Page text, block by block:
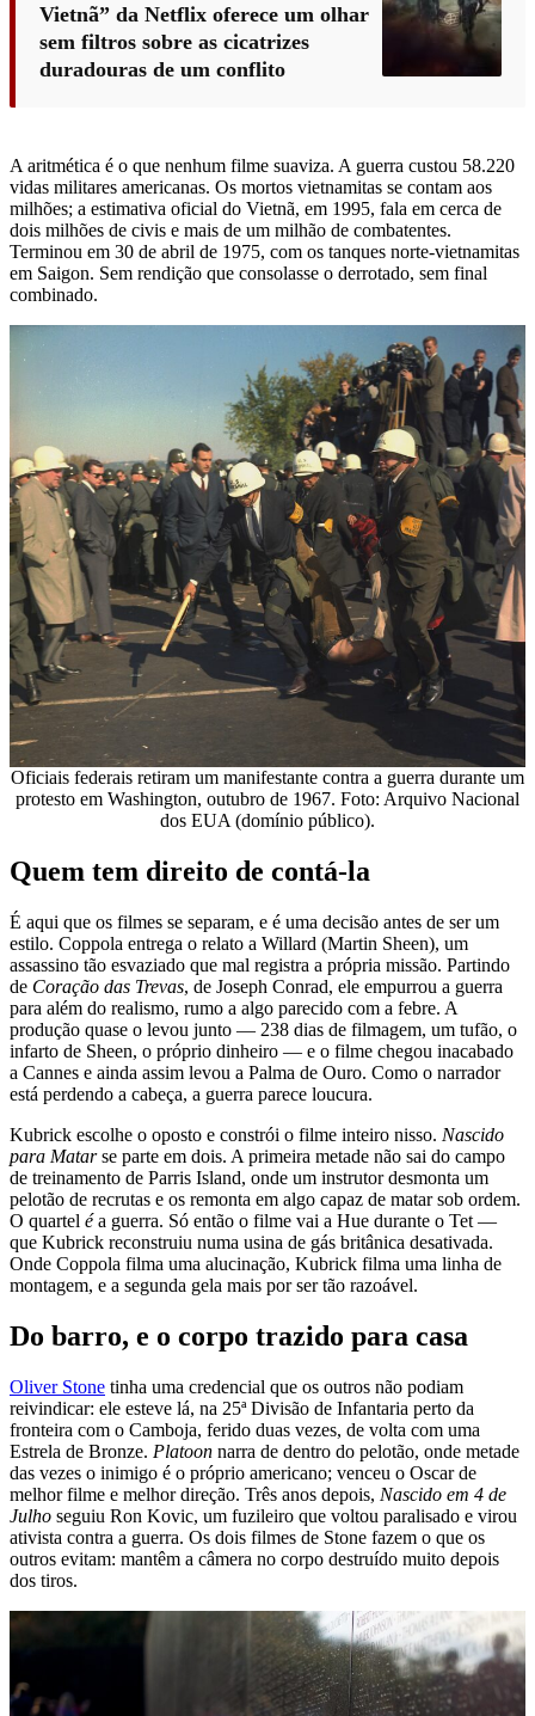
Vietnã” da Netflix oferece um olhar
sem filtros sobre as cicatrizes
duradouras de um conflito
A aritmética é o que nenhum filme suaviza. A guerra custou 58.220
vidas militares americanas. Os mortos vietnamitas se contam aos
milhões; a estimativa oficial do Vietnã, em 1995, fala em cerca de
dois milhões de civis e mais de um milhão de combatentes.
Terminou em 30 de abril de 1975, com os tanques norte-vietnamitas
em Saigon. Sem rendição que consolasse o derrotado, sem final
combinado.
Oficiais federais retiram um manifestante contra a guerra durante um
protesto em Washington, outubro de 1967. Foto: Arquivo Nacional
dos EUA (domínio público).
Quem tem direito de contá-la
É aqui que os filmes se separam, e é uma decisão antes de ser um
estilo. Coppola entrega o relato a Willard (Martin Sheen), um
assassino tão esvaziado que mal registra a própria missão. Partindo
de Coração das Trevas, de Joseph Conrad, ele empurrou a guerra
para além do realismo, rumo a algo parecido com a febre. A
produção quase o levou junto — 238 dias de filmagem, um tufão, o
infarto de Sheen, o próprio dinheiro — e o filme chegou inacabado
a Cannes e ainda assim levou a Palma de Ouro. Como o narrador
está perdendo a cabeça, a guerra parece loucura.
Kubrick escolhe o oposto e constrói o filme inteiro nisso. Nascido
para Matarse parte em dois. A primeira metade não sai do campo
de treinamento de Parris Island, onde um instrutor desmonta um
pelotão de recrutas e os remonta em algo capaz de matar sob ordem.
O quartel éa guerra. Só então o filme vai a Hue durante o Tet —
que Kubrick reconstruiu numa usina de gás britânica desativada.
Onde Coppola filma uma alucinação, Kubrick filma uma linha de
montagem, e a segunda gela mais por ser tão razoável.
Do barro, e o corpo trazido para casa
Oliver Stone tinha uma credencial que os outros não podiam
reivindicar: ele esteve lá, na 25ª Divisão de Infantaria perto da
fronteira com o Camboja, ferido duas vezes, de volta com uma
Estrela de Bronze. Platoon narra de dentro do pelotão, onde metade
das vezes o inimigo é o próprio americano; venceu o Oscar de
melhor filme e melhor direção. Três anos depois, Nascido em 4 de
Julho seguiu Ron Kovic, um fuzileiro que voltou paralisado e virou
ativista contra a guerra. Os dois filmes de Stone fazem o que os
outros evitam: mantêm a câmera no corpo destruído muito depois
dos tiros.